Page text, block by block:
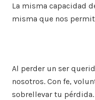
La misma capacidad
misma que nos
Al perder un ser
nosotros. Con fe,
sobrellevar tu pérdida.